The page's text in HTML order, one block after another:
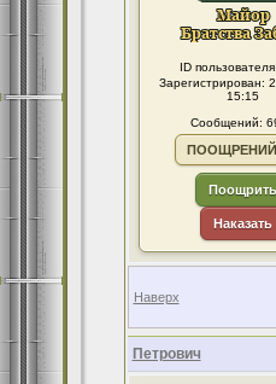
ID
Зарегистрирован:
15:15
Сообщений:
Поощрить
Наказать
Наверх
Петрович